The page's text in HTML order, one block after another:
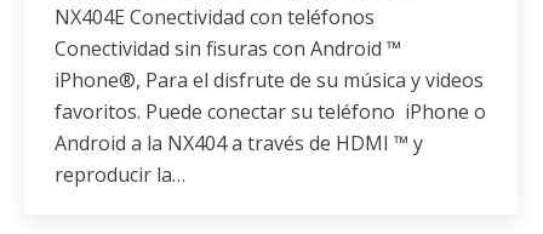
NX404E Conectividad con teléfonos
Conectividad sin fisuras con Android ™
iPhone®, Para el disfrute de su música y videos
favoritos. Puede conectar su teléfono iPhone o
Android a la NX404 a través de HDMI ™ y
reproducir la…